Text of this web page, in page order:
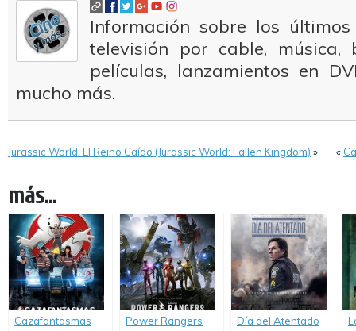
Información sobre los
televisión por cable, música,
películas, lanzamientos en
mucho más.
Jurassic World: El Reino Caído (Jurassic World: Fallen Kingdom) » «
más...
Cazafantasmas
Power Rangers
Día del Atentado